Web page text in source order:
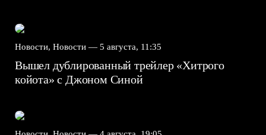
Новости, Новости — 5 августа, 11:35
Вышел дублированный трейлер «Хитрого
койота» с Джоном Синой